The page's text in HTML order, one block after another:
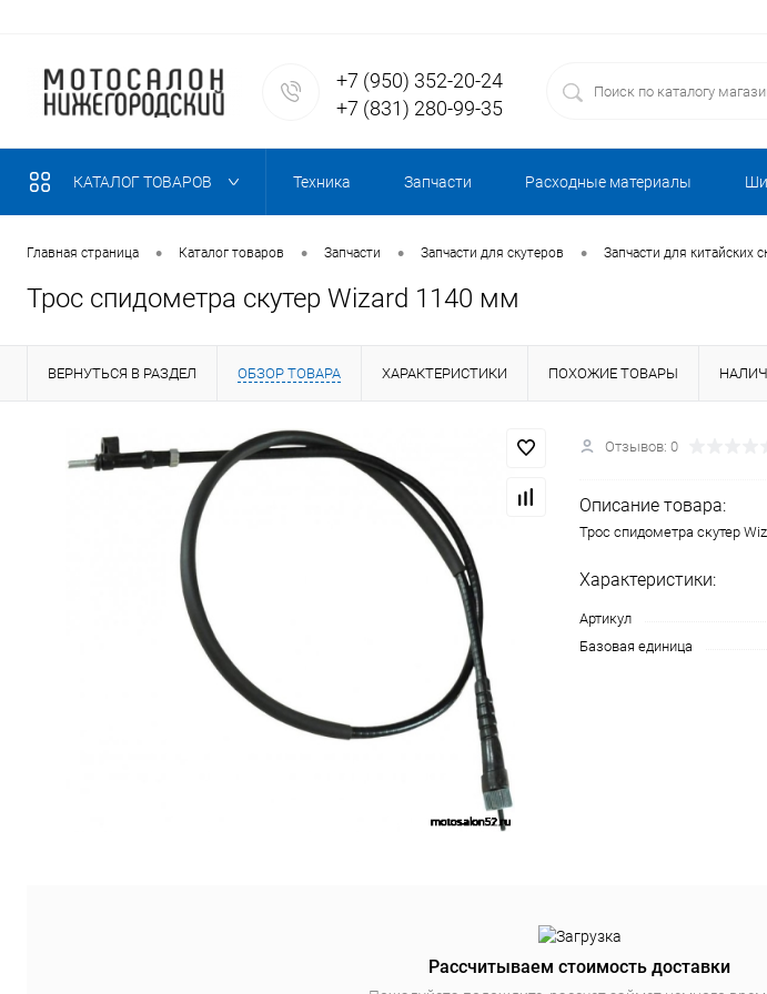
+7 (950) 352-20-24
+7 (831) 280-99-35
КАТАЛОГ ТОВАРОВ Техника Запчасти Расходные материалы
Главная страница • Каталог товаров • Запчасти • Запчасти для скутеров • Запчасти для китайских
Трос спидометра скутер Wizard 1140 мм
ВЕРНУТЬСЯ В РАЗДЕЛ ОБЗОР ТОВАРА ХАРАКТЕРИСТИКИ ПОХОЖИЕ ТОВАРЫ
Отзывов: 0
Описание товара:
Трос спидометра скутер
Характеристики:
Артикул
Базовая единица
Рассчитываем стоимость доставки